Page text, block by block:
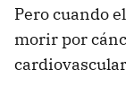
Pero cuando
morir por